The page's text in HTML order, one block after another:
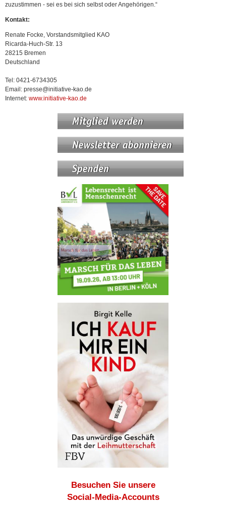
zuzustimmen - sei es bei sich selbst oder Angehörigen.“
Kontakt:
Renate Focke, Vorstandsmitglied KAO
Ricarda-Huch-Str. 13
28215 Bremen
Deutschland
Tel: 0421-6734305
Email: presse@initiative-kao.de
Internet: www.initiative-kao.de
Besuchen Sie unsere
Social-Media-Accounts